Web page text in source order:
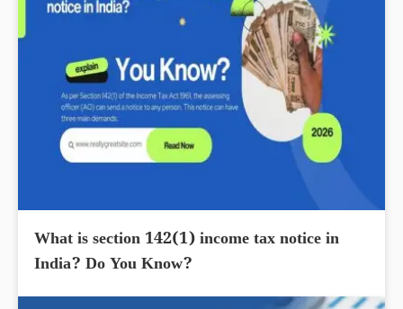
What is section 142(1) income tax notice in
India? Do You Know?